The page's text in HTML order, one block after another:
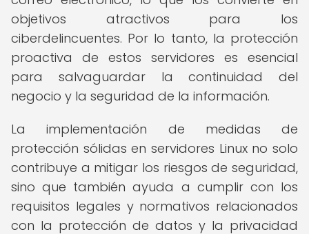
objetivos atractivos para los
ciberdelincuentes. Por lo tanto, la protección
proactiva de estos servidores es esencial
para salvaguardar la continuidad del
negocio y la seguridad de la información.
La implementación de medidas de
protección sólidas en servidores Linux no solo
contribuye a mitigar los riesgos de seguridad,
sino que también ayuda a cumplir con los
requisitos legales y normativos relacionados
con la protección de datos y la privacidad